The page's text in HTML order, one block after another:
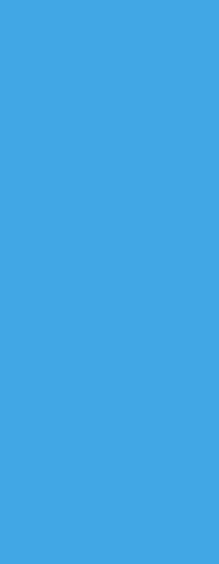
herramienta
un agarre firme y